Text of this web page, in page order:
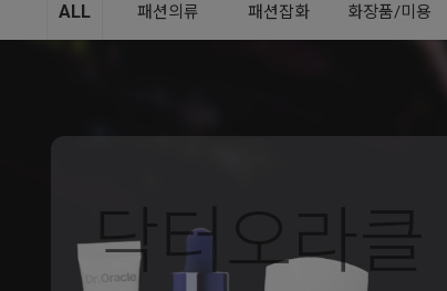
ALL 패션의류 패션잡화 화장품/미용
닥터오라클